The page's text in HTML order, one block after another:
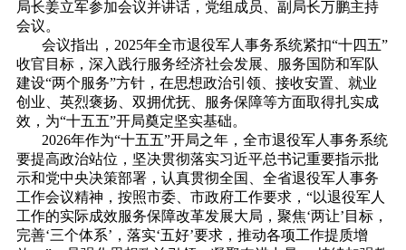
局长姜立军参加会议并讲话，党组成员、副局长万鹏主持
会议。
会议指出，2025年全市退役军人事务系统紧扣“十四五”
收官目标，深入践行服务经济社会发展、服务国防和军队
建设“两个服务”方针，在思想政治引领、接收安置、就业
创业、英烈褒扬、双拥优抚、服务保障等方面取得扎实成
效，为“十五五”开局奠定坚实基础。
2026年作为“十五五”开局之年，全市退役军人事务系统
要提高政治站位，坚决贯彻落实习近平总书记重要指示批
示和党中央决策部署，认真贯彻全国、全省退役军人事务
工作会议精神，按照市委、市政府工作要求，“以退役军人
工作的实际成效服务保障改革发展大局，聚焦‘两让’目标，
完善‘三个体系’，落实‘五好’要求，推动各项工作提质增